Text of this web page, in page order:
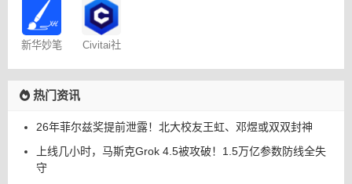
– 免费
（咒语）
生成器
新华妙笔
Civitai社
热门资讯
26年菲尔兹奖提前泄露！北大校友王虹、邓煜或双双封神
上线几小时，马斯克Grok 4.5被攻破！1.5万亿参数防线全失
守